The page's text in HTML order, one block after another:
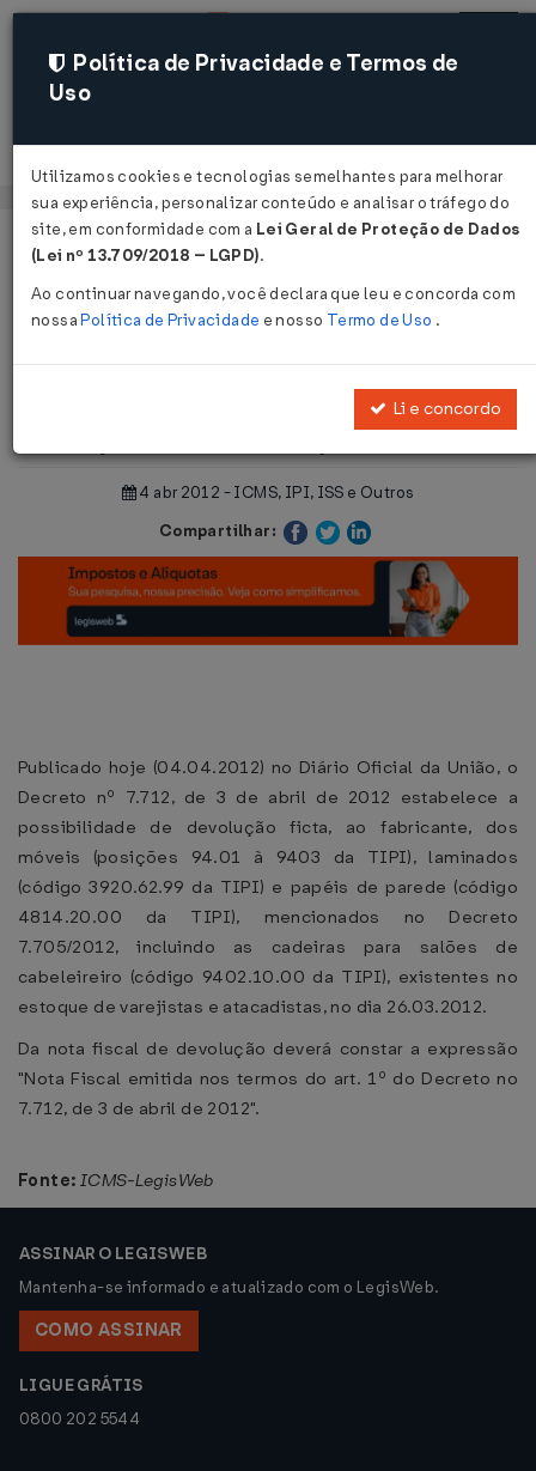
Acessar
Página Inicial
Notícias
IPI: Móveis, laminados, papéis de
parede - devolução ficta
4 abr 2012 - ICMS, IPI, ISS e Outros
Compartilhar:
Publicado hoje (04.04.2012) no Diário Oficial da União, o
Decreto nº 7.712, de 3 de abril de 2012 estabelece a
possibilidade de devolução ficta, ao fabricante, dos
móveis (posições 94.01 à 9403 da TIPI), laminados
(código 3920.62.99 da TIPI) e papéis de parede (código
4814.20.00 da TIPI), mencionados no Decreto
7.705/2012, incluindo as cadeiras para salões de
cabeleireiro (código 9402.10.00 da TIPI), existentes no
estoque de varejistas e atacadistas, no dia 26.03.2012.
Da nota fiscal de devolução deverá constar a expressão
"Nota Fiscal emitida nos termos do art. 1º do Decreto no
7.712, de 3 de abril de 2012".
Fonte: ICMS-LegisWeb
ASSINAR O LEGISWEB
Mantenha-se informado e atualizado com o LegisWeb.
COMO ASSINAR
LIGUE GRÁTIS
0800 202 5544
Política de Privacidade e Termos de
Uso
Utilizamos cookies e tecnologias semelhantes para melhorar
sua experiência, personalizar conteúdo e analisar o tráfego do
site, em conformidade com a Lei Geral de Proteção de Dados
(Lei nº 13.709/2018 – LGPD).
Ao continuar navegando, você declara que leu e concorda com
nossaPolítica de Privacidade e nosso Termo de Uso .
Li e concordo